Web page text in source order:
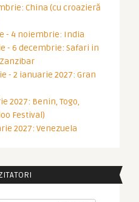
China (cu croazieră
- 4 noiembrie: India
- 6 decembrie: Safari in
- 2 ianuarie 2027: Gran
2027: Benin, Togo,
Festival)
2027: Venezuela